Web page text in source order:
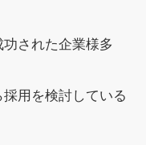
された企業様多
用を検討している